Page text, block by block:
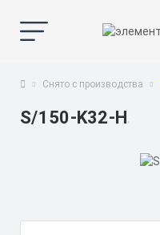
Снято с производства
S/150-K32-H